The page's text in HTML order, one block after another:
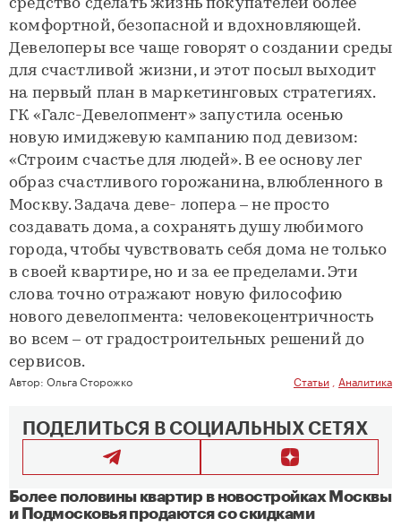
средство сделать жизнь покупателей более
комфортной, безопасной и вдохновляющей.
Девелоперы все чаще говорят о создании среды
для счастливой жизни, и этот посыл выходит
на первый план в маркетинговых стратегиях.
ГК «Галс-Девелопмент» запустила осенью
новую имиджевую кампанию под девизом:
«Строим счастье для людей». В ее основу лег
образ счастливого горожанина, влюбленного в
Москву. Задача деве- лопера – не просто
создавать дома, а сохранять душу любимого
города, чтобы чувствовать себя дома не только
в своей квартире, но и за ее пределами. Эти
слова точно отражают новую философию
нового девелопмента: человекоцентричность
во всем – от градостроительных решений до
сервисов.
Автор: Ольга Сторожко Статьи Аналитика
ПОДЕЛИТЬСЯ В СОЦИАЛЬНЫХ СЕТЯХ
Более половины квартир в новостройках Москвы
и Подмосковья продаются со скидками